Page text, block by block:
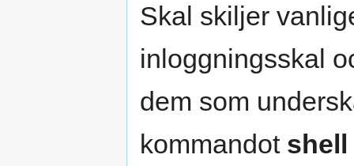
Skal skiljer
inloggningsskal
dem som
kommandot shell